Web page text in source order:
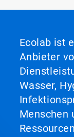
Ecolab ist
Anbieter
Wasser,
Menschen